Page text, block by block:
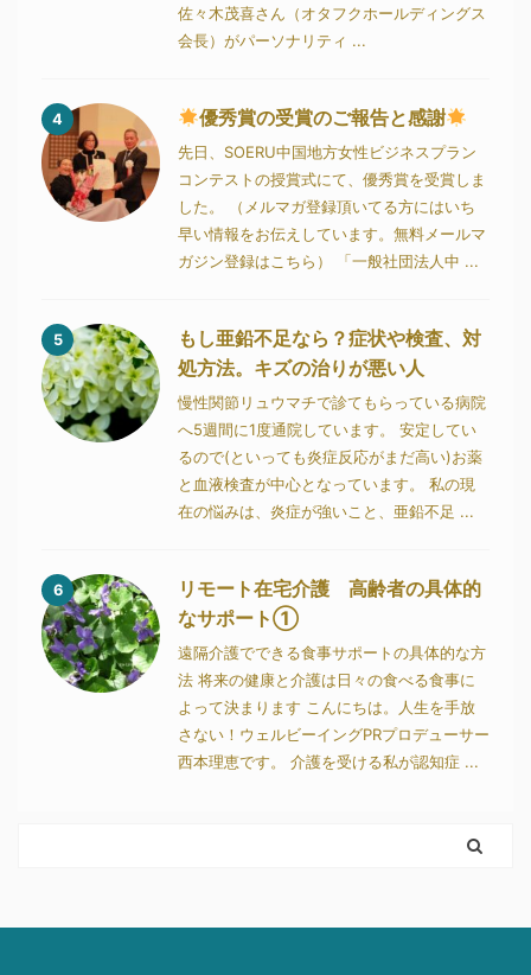
佐々木茂喜さん（オタフクホールディングス
会長）がパーソナリティ ...
4 優秀賞の受賞のご報告と感謝
先日、SOERU中国地方女性ビジネスプラン
コンテストの授賞式にて、優秀賞を受賞しま
した。 （メルマガ登録頂いてる方にはいち
早い情報をお伝えしています。無料メールマ
ガジン登録はこちら） 「一般社団法人中 ...
5
もし亜鉛不足なら？症状や検査、対
処方法。キズの治りが悪い人
慢性関節リュウマチで診てもらっている病院
へ5週間に1度通院しています。 安定してい
るので(といっても炎症反応がまだ高い)お薬
と血液検査が中心となっています。 私の現
在の悩みは、炎症が強いこと、亜鉛不足 ...
6
リモート在宅介護 高齢者の具体的
なサポート①
遠隔介護でできる食事サポートの具体的な方
法 将来の健康と介護は日々の食べる食事に
よって決まります こんにちは。人生を手放
さない！ウェルビーイングPRプロデューサー
西本理恵です。 介護を受ける私が認知症 ...